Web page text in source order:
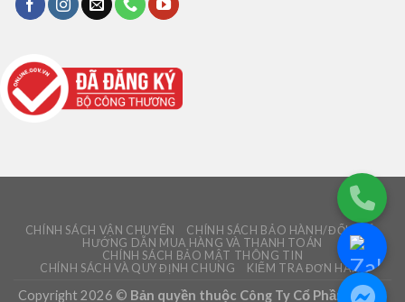
CHÍNH SÁCH VẬN CHUYỂN
CHÍNH SÁCH BẢO HÀNH/ĐỔI TRẢ
HƯỚNG DẪN MUA HÀNG VÀ THANH TOÁN
CHÍNH SÁCH BẢO MẬT THÔNG TIN
CHÍNH SÁCH VÀ QUY ĐỊNH CHUNG
KIỂM TRA ĐƠN HÀNG
Copyright 2026 © Bản quyền thuộc Công Ty Cổ Phần Green